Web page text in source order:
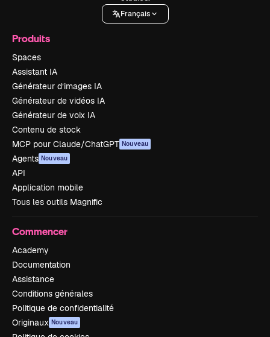
Français
Produits
Spaces
Assistant IA
Générateur d’images IA
Générateur de vidéos IA
Générateur de voix IA
Contenu de stock
MCP pour Claude/ChatGPT Nouveau
Agents Nouveau
API
Application mobile
Tous les outils Magnific
Commencer
Academy
Documentation
Assistance
Conditions générales
Politique de confidentialité
Originaux Nouveau